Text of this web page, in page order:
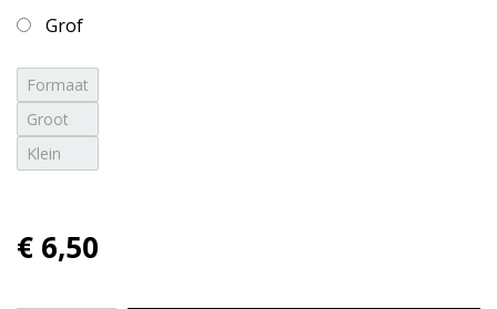
Grof
Formaat
Groot
Klein
€ 6,50